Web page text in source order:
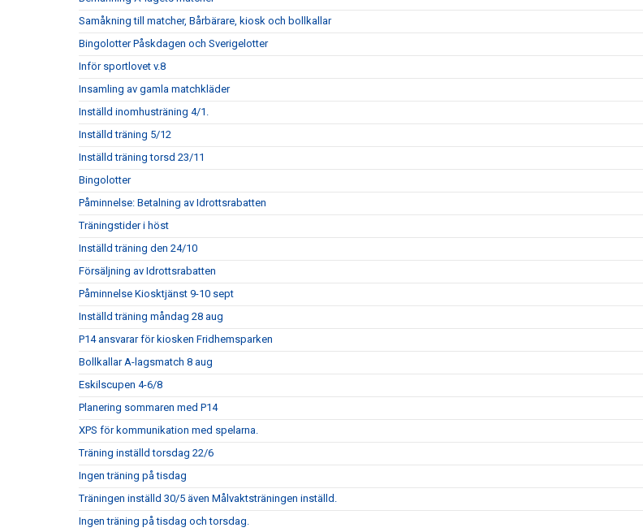
Samåkning till matcher, Bårbärare, kiosk och bollkallar
Bingolotter Påskdagen och Sverigelotter
Inför sportlovet v.8
Insamling av gamla matchkläder
Inställd inomhusträning 4/1.
Inställd träning 5/12
Inställd träning torsd 23/11
Bingolotter
Påminnelse: Betalning av Idrottsrabatten
Träningstider i höst
Inställd träning den 24/10
Försäljning av Idrottsrabatten
Påminnelse Kiosktjänst 9-10 sept
Inställd träning måndag 28 aug
P14 ansvarar för kiosken Fridhemsparken
Bollkallar A-lagsmatch 8 aug
Eskilscupen 4-6/8
Planering sommaren med P14
XPS för kommunikation med spelarna.
Träning inställd torsdag 22/6
Ingen träning på tisdag
Träningen inställd 30/5 även Målvaktsträningen inställd.
Ingen träning på tisdag och torsdag.